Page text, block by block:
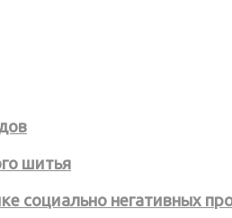
шитья
социально негативных